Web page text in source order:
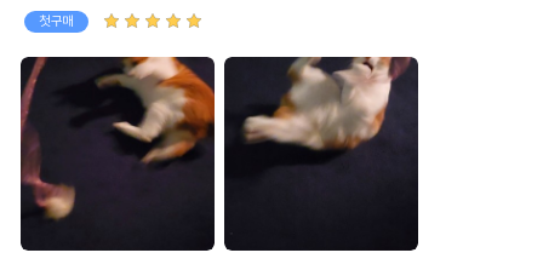
첫구매